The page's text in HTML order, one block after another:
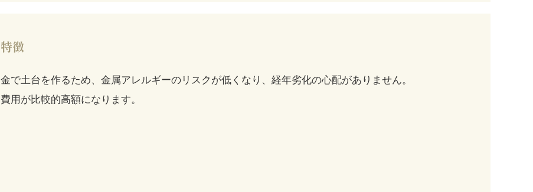
特徴
金で土台を作るため、金属アレルギーのリスクが低くなり、経年劣化の心配がありません。
費用が比較的高額になります。